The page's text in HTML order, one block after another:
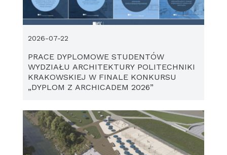
PRACE DYPLOMOWE STUDENTÓW
WYDZIAŁU ARCHITEKTURY POLITECHNIKI
KRAKOWSKIEJ W FINALE KONKURSU
„DYPLOM Z ARCHICADEM 2026”
2026-07-22